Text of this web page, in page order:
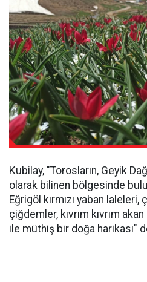
Kubilay, "Torosların, Geyik
olarak bilinen bölgesinde
Eğrigöl kırmızı yaban
çiğdemler, kıvrım kıvrım
ile müthiş bir doğa harikası"